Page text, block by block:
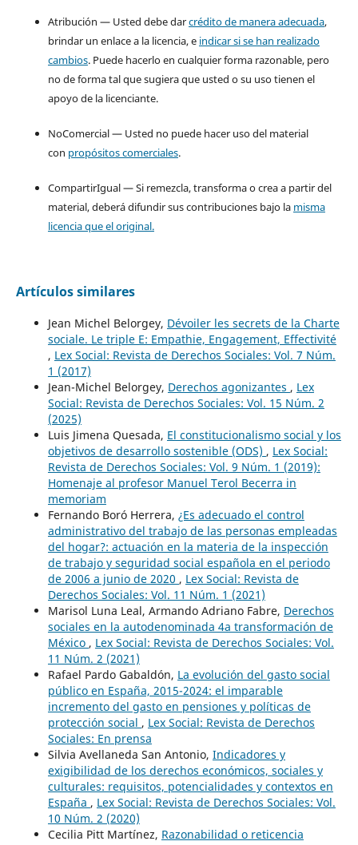
Atribución — Usted debe darcrédito de manera adecuada,
brindar un enlace a la licencia, e indicar si se han realizado
cambios. Puede hacerlo en cualquier forma razonable, pero
no de forma tal que sugiera que usted o su uso tienen el
apoyo de la licenciante.
NoComercial — Usted no puede hacer uso del material
con propósitos comerciales.
CompartirIgual — Si remezcla, transforma o crea a partir del
material, deberá difundir sus contribuciones bajo la misma
licencia que el original.
Artículos similares
Jean Michel Belorgey, Dévoiler les secrets de la Charte
sociale. Le triple E: Empathie, Engagement, Effectivité
, Lex Social: Revista de Derechos Sociales: Vol. 7 Núm.
1 (2017)
Jean-Michel Belorgey, Derechos agonizantes , Lex
Social: Revista de Derechos Sociales: Vol. 15 Núm. 2
(2025)
Luis Jimena Quesada, El constitucionalismo social y los
objetivos de desarrollo sostenible (ODS) , Lex Social:
Revista de Derechos Sociales: Vol. 9 Núm. 1 (2019):
Homenaje al profesor Manuel Terol Becerra in
memoriam
Fernando Boró Herrera, ¿Es adecuado el control
administrativo del trabajo de las personas empleadas
del hogar?: actuación en la materia de la inspección
de trabajo y seguridad social española en el periodo
de 2006 a junio de 2020 , Lex Social: Revista de
Derechos Sociales: Vol. 11 Núm. 1 (2021)
Marisol Luna Leal, Armando Adriano Fabre, Derechos
sociales en la autodenominada 4a transformación de
México , Lex Social: Revista de Derechos Sociales: Vol.
11 Núm. 2 (2021)
Rafael Pardo Gabaldón, La evolución del gasto social
público en España, 2015-2024: el imparable
incremento del gasto en pensiones y políticas de
protección social , Lex Social: Revista de Derechos
Sociales: En prensa
Silvia Avellaneda San Antonio, Indicadores y
exigibilidad de los derechos económicos, sociales y
culturales: requisitos, potencialidades y contextos en
España , Lex Social: Revista de Derechos Sociales: Vol.
10 Núm. 2 (2020)
Cecilia Pitt Martínez, Razonabilidad o reticencia